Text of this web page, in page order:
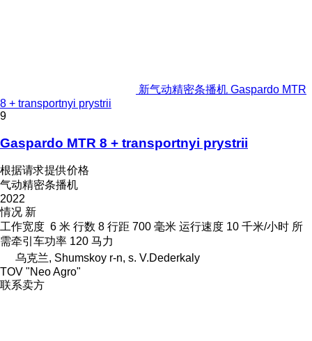
新气动精密条播机 Gaspardo MTR
8 + transportnyi prystrii
9
Gaspardo MTR 8 + transportnyi prystrii
根据请求提供价格
气动精密条播机
2022
情况 新
工作宽度 6 米 行数 8 行距 700 毫米 运行速度 10 千米/小时 所
需牵引车功率 120 马力
乌克兰, Shumskoy r-n, s. V.Dederkaly
TOV "Neo Agro"
联系卖方